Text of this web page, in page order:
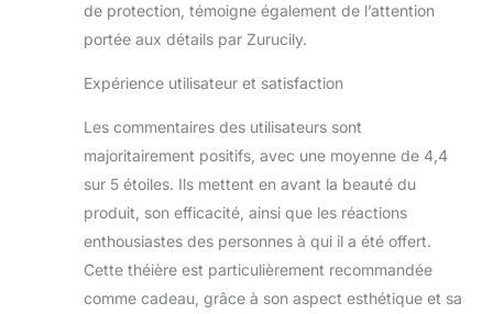
de protection, témoigne également de l’attention
portée aux détails par Zurucily.
Expérience utilisateur et satisfaction
Les commentaires des utilisateurs sont
majoritairement positifs, avec une moyenne de 4,4
sur 5 étoiles. Ils mettent en avant la beauté du
produit, son efficacité, ainsi que les réactions
enthousiastes des personnes à qui il a été offert.
Cette théière est particulièrement recommandée
comme cadeau, grâce à son aspect esthétique et sa